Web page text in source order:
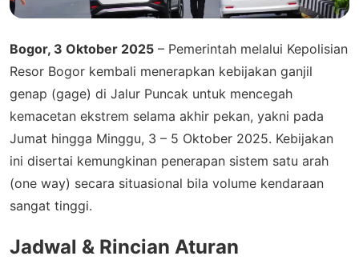
Bogor, 3 Oktober 2025 – Pemerintah melalui Kepolisian
Resor Bogor kembali menerapkan kebijakan ganjil
genap (gage) di Jalur Puncak untuk mencegah
kemacetan ekstrem selama akhir pekan, yakni pada
Jumat hingga Minggu, 3 – 5 Oktober 2025. Kebijakan
ini disertai kemungkinan penerapan sistem satu arah
(one way) secara situasional bila volume kendaraan
sangat tinggi.
Jadwal & Rincian Aturan